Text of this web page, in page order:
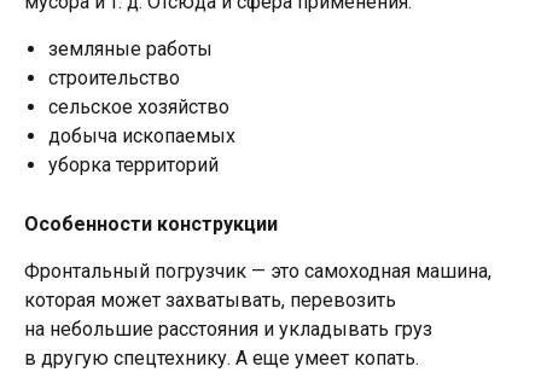
земляные работы
строительство
сельское хозяйство
добыча ископаемых
уборка территорий
Особенности конструкции
Фронтальный погрузчик — это самоходная машина,
которая может захватывать, перевозить
на небольшие расстояния и укладывать груз
в другую спецтехнику. А еще умеет копать.